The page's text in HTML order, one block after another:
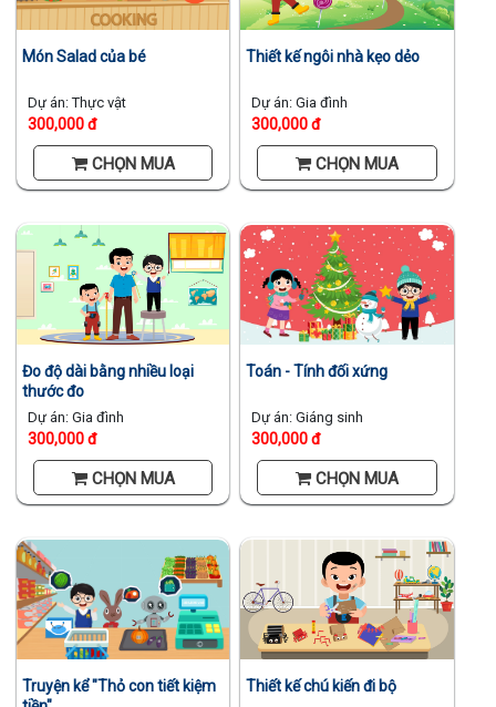
Món Salad của bé
Dự án: Thực vật
300,000 đ
CHỌN MUA
Thiết kế ngôi nhà kẹo dẻo
Dự án: Gia đình
300,000 đ
CHỌN MUA
Đo độ dài bằng nhiều loại
thước đo
Dự án: Gia đình
300,000 đ
CHỌN MUA
Toán - Tính đối xứng
Dự án: Giáng sinh
300,000 đ
CHỌN MUA
Truyện kể "Thỏ con tiết kiệm
Thiết kế chú kiến đi bộ